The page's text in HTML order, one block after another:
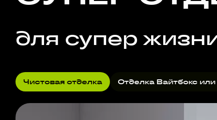
для супер
Чистовая отделка Отделка Вайтбокс